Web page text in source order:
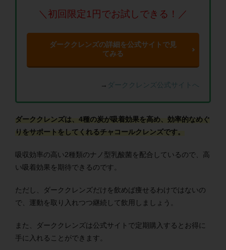
＼初回限定1円でお試しできる！／
ダーククレンズの詳細を公式サイトで見
てみる
→ ダーククレンズ公式サイトへ
ダーククレンズは、4種の炭が吸着効果を高め、効率的なめぐ
りをサポートをしてくれるチャコールクレンズです。
吸収効率の高い2種類のナノ型乳酸菌を配合しているので、高
い吸着効果を期待できるのです。
ただし、ダーククレンズだけを飲めば痩せるわけではないの
で、運動を取り入れつつ継続して飲用しましょう。
また、ダーククレンズは公式サイトで定期購入するとお得に
手に入れることができます。